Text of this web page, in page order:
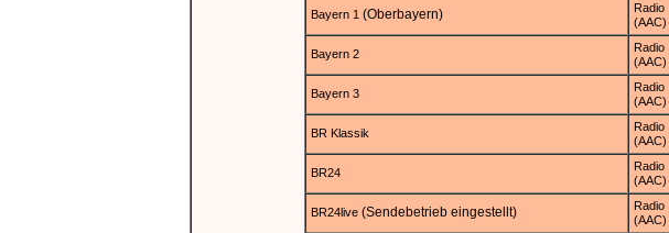
Bayern 1 (Oberbayern)
Radio
(AAC)
Bayern 2
Radio
(AAC)
Bayern 3
Radio
(AAC)
BR Klassik
Radio
(AAC)
BR24
Radio
(AAC)
BR24live (Sendebetrieb eingestellt)
Radio
(AAC)